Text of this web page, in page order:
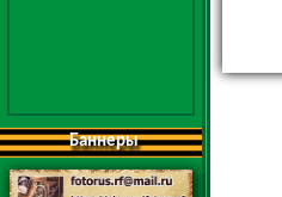
Баннеры